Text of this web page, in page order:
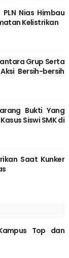
Nias Himbau
Kelistrikan
Grup Serta
Bersih-bersih
Bukti Yang
Siswi SMK di
Saat Kunker
Top dan